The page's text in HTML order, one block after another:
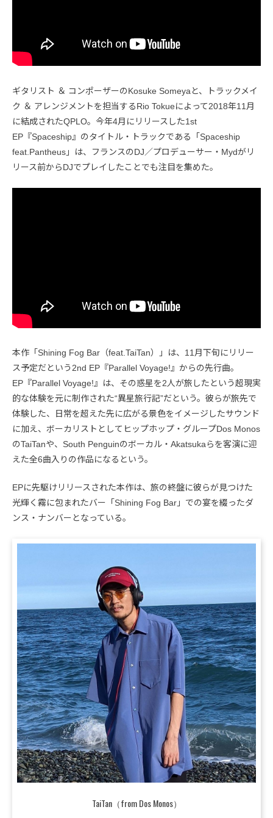
ギタリスト ＆ コンポーザーのKosuke Someyaと、トラックメイ
ク ＆ アレンジメントを担当するRio Tokueによって2018年11月
に結成されたQPLO。今年4月にリリースした1st
EP『Spaceship』のタイトル・トラックである「Spaceship
feat.Pantheus」は、フランスのDJ／プロデューサー・Mydがリ
リース前からDJでプレイしたことでも注目を集めた。
本作「Shining Fog Bar（feat.TaiTan）」は、11月下旬にリリー
ス予定だという2nd EP『Parallel Voyage!』からの先行曲。
EP『Parallel Voyage!』は、その惑星を2人が旅したという超現実
的な体験を元に制作された“異星旅行記”だという。彼らが旅先で
体験した、日常を超えた先に広がる景色をイメージしたサウンド
に加え、ボーカリストとしてヒップホップ・グループDos Monos
のTaiTanや、South Penguinのボーカル・Akatsukaらを客演に迎
えた全6曲入りの作品になるという。
EPに先駆けリリースされた本作は、旅の終盤に彼らが見つけた
光輝く霧に包まれたバー「Shining Fog Bar」での宴を綴ったダ
ンス・ナンバーとなっている。
TaiTan（from Dos Monos）